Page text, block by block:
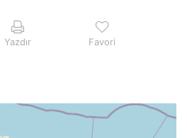
Yazdır Favori